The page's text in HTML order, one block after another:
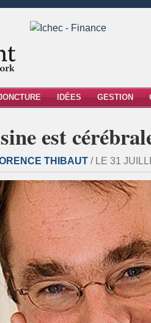
IDÉES GESTION
est
THIBAUT / LE 31